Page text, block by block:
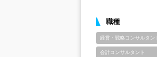
職種
経営・戦略コンサルタン
会計コンサルタント